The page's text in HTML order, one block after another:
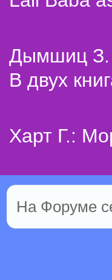
Дымшиц З.
В двух
Харт Г.:
На Форуме